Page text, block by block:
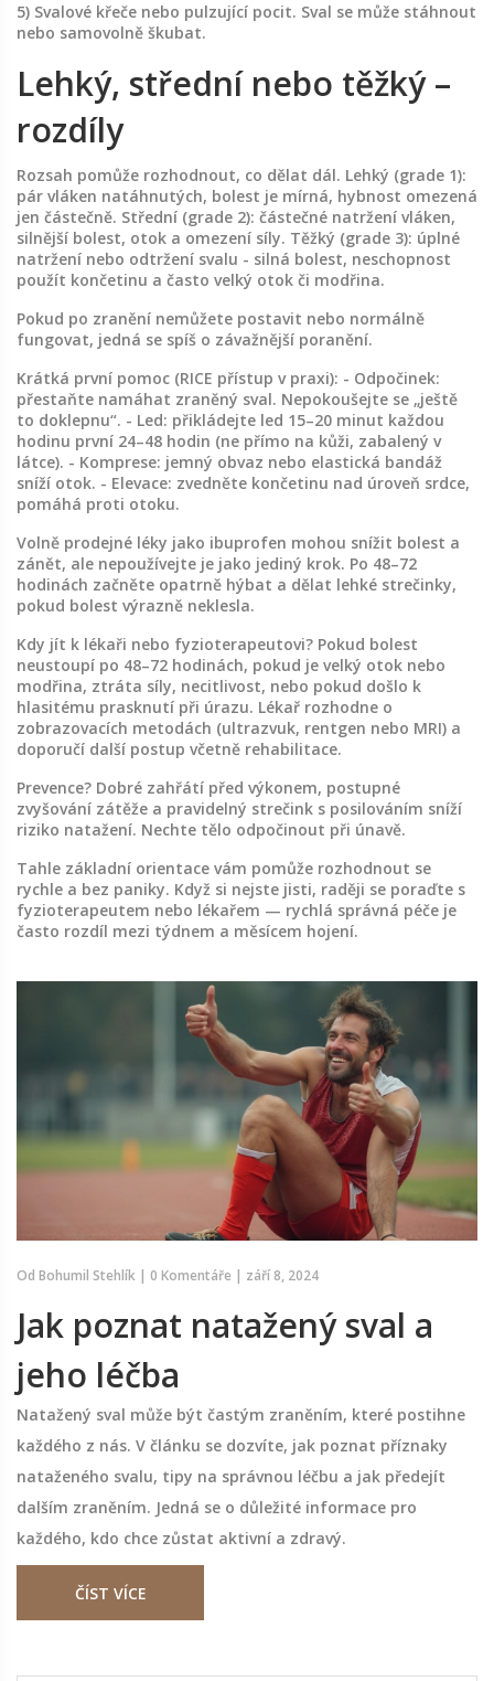
5) Svalové křeče nebo pulzující pocit. Sval se může stáhnout
nebo samovolně škubat.
Lehký, střední nebo těžký –
rozdíly
Rozsah pomůže rozhodnout, co dělat dál. Lehký (grade 1):
pár vláken natáhnutých, bolest je mírná, hybnost omezená
jen částečně. Střední (grade 2): částečné natržení vláken,
silnější bolest, otok a omezení síly. Těžký (grade 3): úplné
natržení nebo odtržení svalu - silná bolest, neschopnost
použít končetinu a často velký otok či modřina.
Pokud po zranění nemůžete postavit nebo normálně
fungovat, jedná se spíš o závažnější poranění.
Krátká první pomoc (RICE přístup v praxi): - Odpočinek:
přestaňte namáhat zraněný sval. Nepokoušejte se „ještě
to doklepnu“. - Led: přikládejte led 15–20 minut každou
hodinu první 24–48 hodin (ne přímo na kůži, zabalený v
látce). - Komprese: jemný obvaz nebo elastická bandáž
sníží otok. - Elevace: zvedněte končetinu nad úroveň srdce,
pomáhá proti otoku.
Volně prodejné léky jako ibuprofen mohou snížit bolest a
zánět, ale nepoužívejte je jako jediný krok. Po 48–72
hodinách začněte opatrně hýbat a dělat lehké strečinky,
pokud bolest výrazně neklesla.
Kdy jít k lékaři nebo fyzioterapeutovi? Pokud bolest
neustoupí po 48–72 hodinách, pokud je velký otok nebo
modřina, ztráta síly, necitlivost, nebo pokud došlo k
hlasitému prasknutí při úrazu. Lékař rozhodne o
zobrazovacích metodách (ultrazvuk, rentgen nebo MRI) a
doporučí další postup včetně rehabilitace.
Prevence? Dobré zahřátí před výkonem, postupné
zvyšování zátěže a pravidelný strečink s posilováním sníží
riziko natažení. Nechte tělo odpočinout při únavě.
Tahle základní orientace vám pomůže rozhodnout se
rychle a bez paniky. Když si nejste jisti, raději se poraďte s
fyzioterapeutem nebo lékařem — rychlá správná péče je
často rozdíl mezi týdnem a měsícem hojení.
Od Bohumil Stehlík | 0 Komentáře | září 8, 2024
Jak poznat natažený sval a
jeho léčba
Natažený sval může být častým zraněním, které postihne
každého z nás. V článku se dozvíte, jak poznat příznaky
nataženého svalu, tipy na správnou léčbu a jak předejít
dalším zraněním. Jedná se o důležité informace pro
každého, kdo chce zůstat aktivní a zdravý.
ČÍST VÍCE